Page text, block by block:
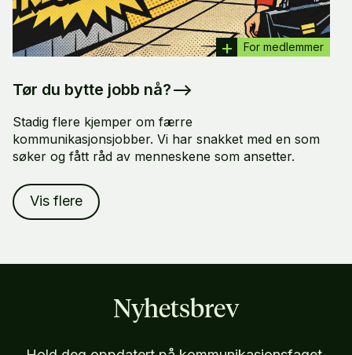
For medlemmer
Tør du bytte jobb nå?–>
Stadig flere kjemper om færre
kommunikasjonsjobber. Vi har snakket med en som
søker og fått råd av menneskene som ansetter.
Vis flere
Nyhetsbrev